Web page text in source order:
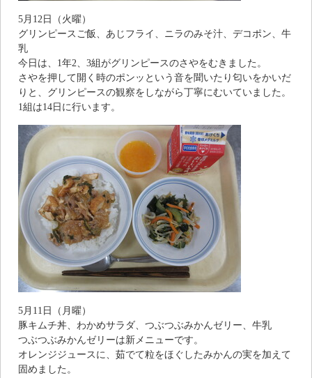
5月12日（火曜）
グリンピースご飯、あじフライ、ニラのみそ汁、デコポン、牛
乳
今日は、1年2、3組がグリンピースのさやをむきました。
さやを押して開く時のポンッという音を聞いたり匂いをかいだ
りと、グリンピースの観察をしながら丁寧にむいていました。
1組は14日に行います。
5月11日（月曜）
豚キムチ丼、わかめサラダ、つぶつぶみかんゼリー、牛乳
つぶつぶみかんゼリーは新メニューです。
オレンジジュースに、茹でて粒をほぐしたみかんの実を加えて
固めました。